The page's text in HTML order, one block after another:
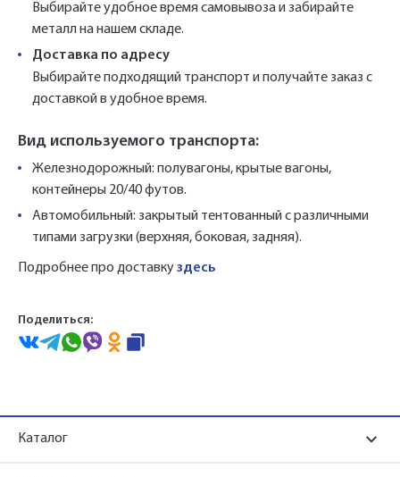
Выбирайте удобное время самовывоза и забирайте
металл на нашем складе.
Доставка по адресу
Выбирайте подходящий транспорт и получайте заказ с
доставкой в удобное время.
Вид используемого транспорта:
Железнодорожный: полувагоны, крытые вагоны,
контейнеры 20/40 футов.
Автомобильный: закрытый тентованный с различными
типами загрузки (верхняя, боковая, задняя).
Подробнее про доставкуздесь
Поделиться:
Каталог